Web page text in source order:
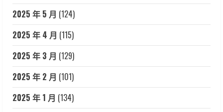
2025 年 5 月 (124)
2025 年 4 月 (115)
2025 年 3 月 (129)
2025 年 2 月 (101)
2025 年 1 月 (134)